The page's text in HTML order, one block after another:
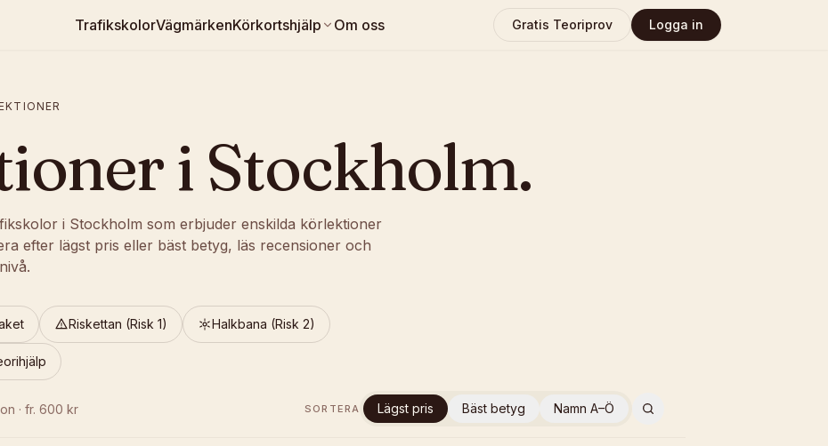
TrafikskolorVägmärkenKörkortshjälp Om oss Gratis Teoriprov Logga in
i Stockholm.
i Stockholm som erbjuder enskilda körlektioner
efter lägst pris eller bäst betyg, läs recensioner och
Riskettan (Risk 1) Halkbana (Risk 2)
· fr. 600 kr SORTERA Lägst pris Bäst betyg Namn A–Ö